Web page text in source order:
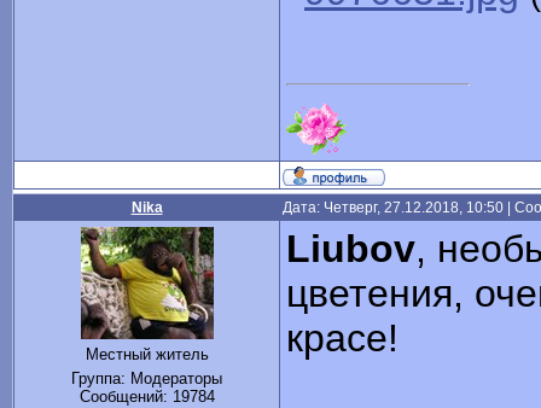
Nika Дата: Четверг, 27.12.2018, 10:50 |
Местный житель
Группа: Модераторы
Сообщений: 19784
Liubov,
цветения,
красе!